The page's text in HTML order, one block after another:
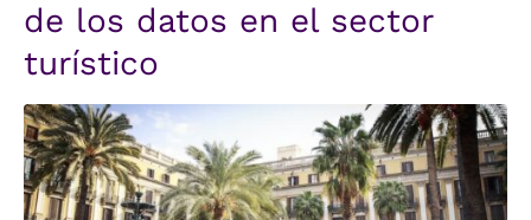
de los datos en el sector
turístico